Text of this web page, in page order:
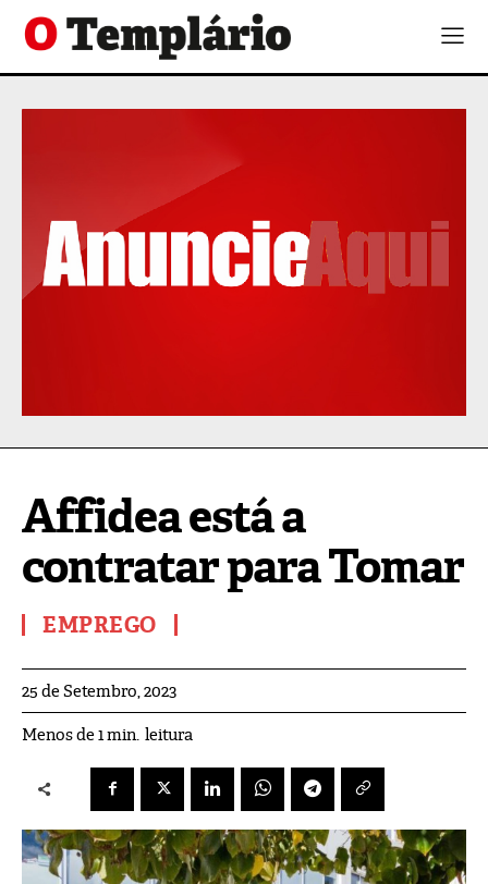
Affidea está a
contratar para Tomar
EMPREGO
25 de Setembro, 2023
Menos de 1min. leitura